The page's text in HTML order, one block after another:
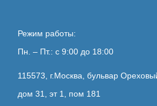
Режим работы:
Пн. – Пт.: с 9:00 до 18:00
115573, г.Москва, бульвар
дом 31, эт 1, пом 181